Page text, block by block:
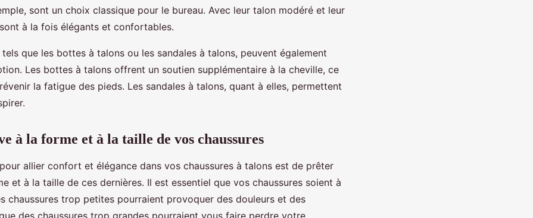
sont un choix classique pour le bureau. Avec leur talon modéré et leur
à la fois élégants et confortables.
tels que les bottes à talons ou les sandales à talons, peuvent également
Les bottes à talons offrent un soutien supplémentaire à la cheville, ce
la fatigue des pieds. Les sandales à talons, quant à elles, permettent
à la forme et à la taille de vos chaussures
allier confort et élégance dans vos chaussures à talons est de prêter
et à la taille de ces dernières. Il est essentiel que vos chaussures soient à
chaussures trop petites pourraient provoquer des douleurs et des
des chaussures trop grandes pourraient vous faire perdre votre